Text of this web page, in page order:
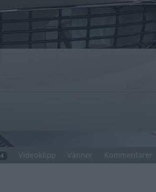
4 Videoklipp Vänner Kommentarer